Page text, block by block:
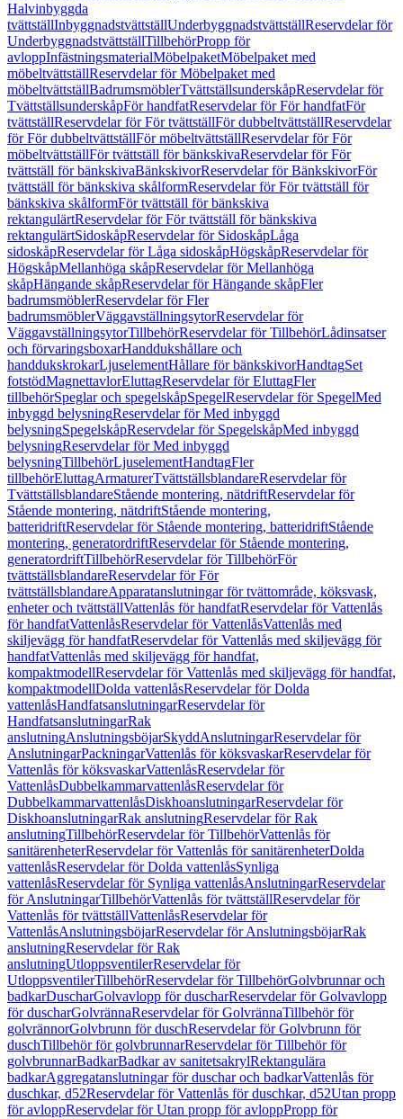
Halvinbyggda
tvättställInbyggnadstvättställUnderbyggnadstvättställReservdelar för
UnderbyggnadstvättställTillbehörPropp för
avloppInfästningsmaterialMöbelpaketMöbelpaket med
möbeltvättställReservdelar för Möbelpaket med
möbeltvättställBadrumsmöblerTvättställsunderskåpReservdelar för
TvättställsunderskåpFör handfatReservdelar för För handfatFör
tvättställReservdelar för För tvättställFör dubbeltvättställReservdelar
för För dubbeltvättställFör möbeltvättställReservdelar för För
möbeltvättställFör tvättställ för bänkskivaReservdelar för För
tvättställ för bänkskivaBänkskivorReservdelar för BänkskivorFör
tvättställ för bänkskiva skålformReservdelar för För tvättställ för
bänkskiva skålformFör tvättställ för bänkskiva
rektangulärtReservdelar för För tvättställ för bänkskiva
rektangulärtSidoskåpReservdelar för SidoskåpLåga
sidoskåpReservdelar för Låga sidoskåpHögskåpReservdelar för
HögskåpMellanhöga skåpReservdelar för Mellanhöga
skåpHängande skåpReservdelar för Hängande skåpFler
badrumsmöblerReservdelar för Fler
badrumsmöblerVäggavställningsytorReservdelar för
VäggavställningsytorTillbehörReservdelar för TillbehörLådinsatser
och förvaringsboxarHanddukshållare och
handdukskrokarLjuselementHållare för bänkskivorHandtagSet
fotstödMagnettavlorEluttagReservdelar för EluttagFler
tillbehörSpeglar och spegelskåpSpegelReservdelar för SpegelMed
inbyggd belysningReservdelar för Med inbyggd
belysningSpegelskåpReservdelar för SpegelskåpMed inbyggd
belysningReservdelar för Med inbyggd
belysningTillbehörLjuselementHandtagFler
tillbehörEluttagArmaturerTvättställsblandareReservdelar för
TvättställsblandareStående montering, nätdriftReservdelar för
Stående montering, nätdriftStående montering,
batteridriftReservdelar för Stående montering, batteridriftStående
montering, generatordriftReservdelar för Stående montering,
generatordriftTillbehörReservdelar för TillbehörFör
tvättställsblandareReservdelar för För
tvättställsblandareApparatanslutningar för tvättområde, köksvask,
enheter och tvättställVattenlås för handfatReservdelar för Vattenlås
för handfatVattenlåsReservdelar för VattenlåsVattenlås med
skiljevägg för handfatReservdelar för Vattenlås med skiljevägg för
handfatVattenlås med skiljevägg för handfat,
kompaktmodellReservdelar för Vattenlås med skiljevägg för handfat,
kompaktmodellDolda vattenlåsReservdelar för Dolda
vattenlåsHandfatsanslutningarReservdelar för
HandfatsanslutningarRak
anslutningAnslutningsböjarSkyddAnslutningarReservdelar för
AnslutningarPackningarVattenlås för köksvaskarReservdelar för
Vattenlås för köksvaskarVattenlåsReservdelar för
VattenlåsDubbelkammarvattenlåsReservdelar för
DubbelkammarvattenlåsDiskhoanslutningarReservdelar för
DiskhoanslutningarRak anslutningReservdelar för Rak
anslutningTillbehörReservdelar för TillbehörVattenlås för
sanitärenheterReservdelar för Vattenlås för sanitärenheterDolda
vattenlåsReservdelar för Dolda vattenlåsSynliga
vattenlåsReservdelar för Synliga vattenlåsAnslutningarReservdelar
för AnslutningarTillbehörVattenlås för tvättställReservdelar för
Vattenlås för tvättställVattenlåsReservdelar för
VattenlåsAnslutningsböjarReservdelar för AnslutningsböjarRak
anslutningReservdelar för Rak
anslutningUtloppsventilerReservdelar för
UtloppsventilerTillbehörReservdelar för TillbehörGolvbrunnar och
badkarDuscharGolvavlopp för duscharReservdelar för Golvavlopp
för duscharGolvrännaReservdelar för GolvrännaTillbehör för
golvrännorGolvbrunn för duschReservdelar för Golvbrunn för
duschTillbehör för golvbrunnarReservdelar för Tillbehör för
golvbrunnarBadkarBadkar av sanitetsakrylRektangulära
badkarAggregatanslutningar för duschar och badkarVattenlås för
duschkar, d52Reservdelar för Vattenlås för duschkar, d52Utan propp
för avloppReservdelar för Utan propp för avloppPropp för